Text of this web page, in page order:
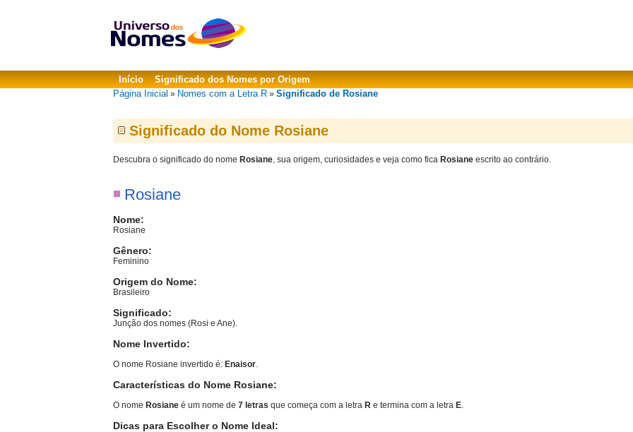
Início
Significado dos Nomes por Origem
Página Inicial » Nomes com a Letra R » Significado de Rosiane
Significado do Nome Rosiane
Descubra o significado do nome Rosiane, sua origem, curiosidades e veja como fica Rosiane escrito ao contrário.
Rosiane
Nome:
Rosiane
Gênero:
Feminino
Origem do Nome:
Brasileiro
Significado:
Junção dos nomes (Rosi e Ane).
Nome Invertido:
O nome Rosiane invertido é: Enaisor.
Características do Nome Rosiane:
O nome Rosiane é um nome de 7 letras que começa com a letra R e termina com a letra E.
Dicas para Escolher o Nome Ideal: